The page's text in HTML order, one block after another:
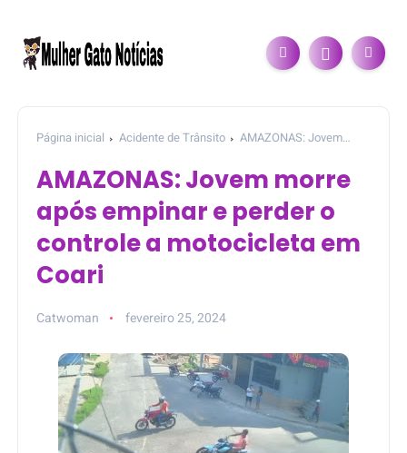
Página inicial Acidente de Trânsito
AMAZONAS: Jovem
AMAZONAS: Jovem morre
após empinar e perder o
controle a motocicleta em
Coari
Catwoman fevereiro 25, 2024